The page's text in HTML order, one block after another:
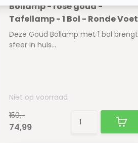
Bollamp - rosé goud -
Tafellamp - 1 Bol - Ronde Voet
Deze Goud Bollamp met 1 bol brengt
sfeer in huis...
Niet op voorraad
150,-
74,99